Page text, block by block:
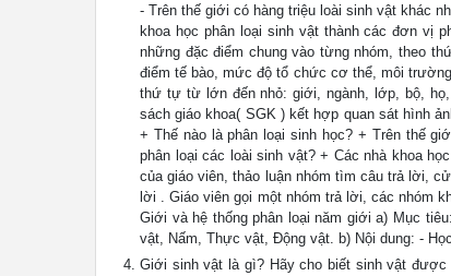
- Trên thế giới có hàng triệu loài sinh vật khác
khoa học phân loại sinh vật thành các đơn vị
những đặc điểm chung vào từng nhóm, theo
điểm tế bào, mức độ tổ chức cơ thể, môi
thứ tự từ lớn đến nhỏ: giới, ngành, lớp, bộ,
sách giáo khoa( SGK ) kết hợp quan sát hình
+ Thế nào là phân loại sinh học? + Trên thế
phân loại các loài sinh vật? + Các nhà khoa
của giáo viên, thảo luận nhóm tìm câu trả lời,
lời . Giáo viên gọi một nhóm trả lời, các nhóm
Giới và hệ thống phân loại năm giới a) Mục
vật, Nấm, Thực vật, Động vật. b) Nội dung: -
Giới sinh vật là gì? Hãy cho biết sinh vật